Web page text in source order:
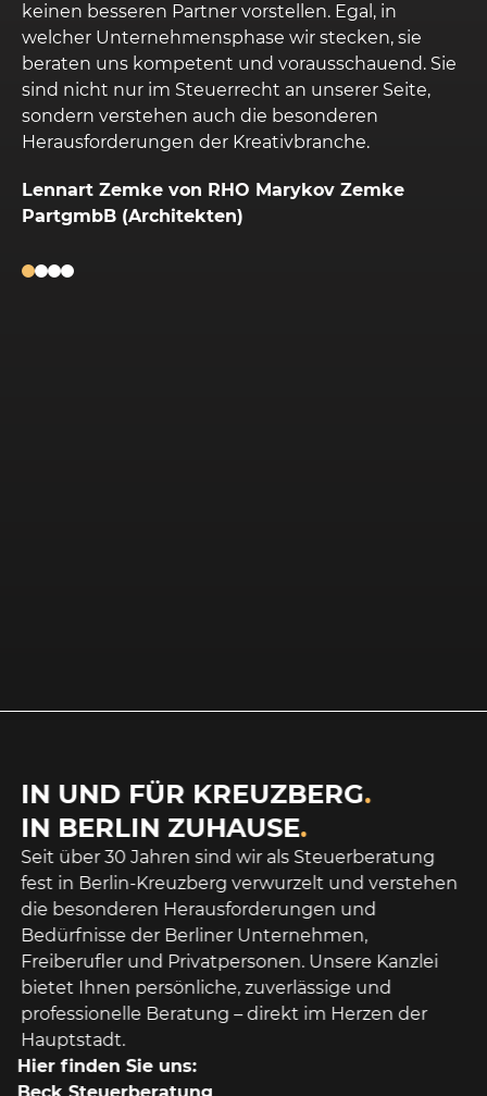
Partner vorstellen. Egal, in
wir stecken, sie
und vorausschauend. Sie
im Steuerrecht an unserer Seite,
auch die besonderen
der Kreativbranche.
von RHO Marykov Zemke
Steuerberater
hatte ich leider
Erfahrungen
Charakter
äußerst
Spektrum an
erreichbar und
IN UND FÜR KREUZBERG.
IN BERLIN ZUHAUSE.
Seit über 30 Jahren sind wir als Steuerberatung
fest in Berlin-Kreuzberg verwurzelt und verstehen
die besonderen Herausforderungen und
Bedürfnisse der Berliner Unternehmen,
Freiberufler und Privatpersonen. Unsere Kanzlei
bietet Ihnen persönliche, zuverlässige und
professionelle Beratung – direkt im Herzen der
Hauptstadt.
Hier finden Sie uns: